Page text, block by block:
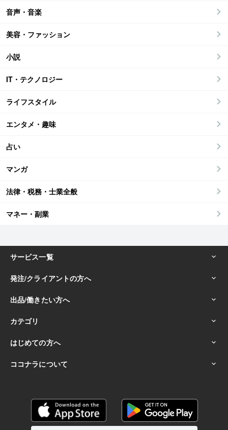
音声・音楽
美容・ファッション
小説
IT・テクノロジー
ライフスタイル
エンタメ・趣味
占い
マンガ
法律・税務・士業全般
マネー・副業